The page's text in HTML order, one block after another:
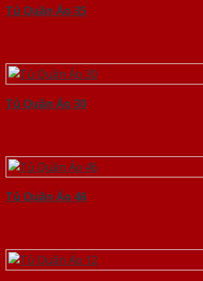
Tủ Quần Áo 35
Tủ Quần Áo 30
Tủ Quần Áo 46